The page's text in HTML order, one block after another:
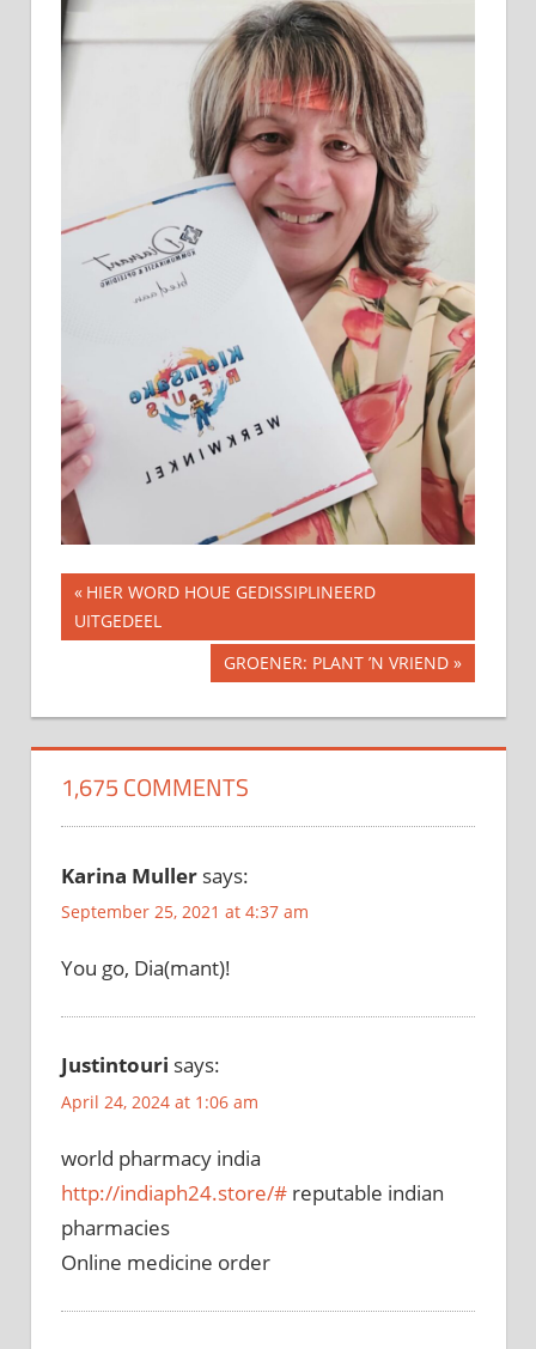
Post
navigation
Previous
Post:
HIER WORD HOUE GEDISSIPLINEERD
UITGEDEEL
Next
GROENER: PLANT ’N VRIEND
1,675 COMMENTS
Karina Muller says:
September 25, 2021 at 4:37 am
You go, Dia(mant)!
Justintouri says:
April 24, 2024 at 1:06 am
world pharmacy india
http://indiaph24.store/# reputable indian
pharmacies
Online medicine order